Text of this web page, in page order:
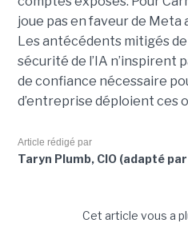
joue pas en faveur de Meta
Les antécédents mitigés
sécurité de l’IA n’inspirent
de confiance nécessaire
d’entreprise déploient ces
Article rédigé par
Taryn Plumb, CIO (adapté
Cet article vous a